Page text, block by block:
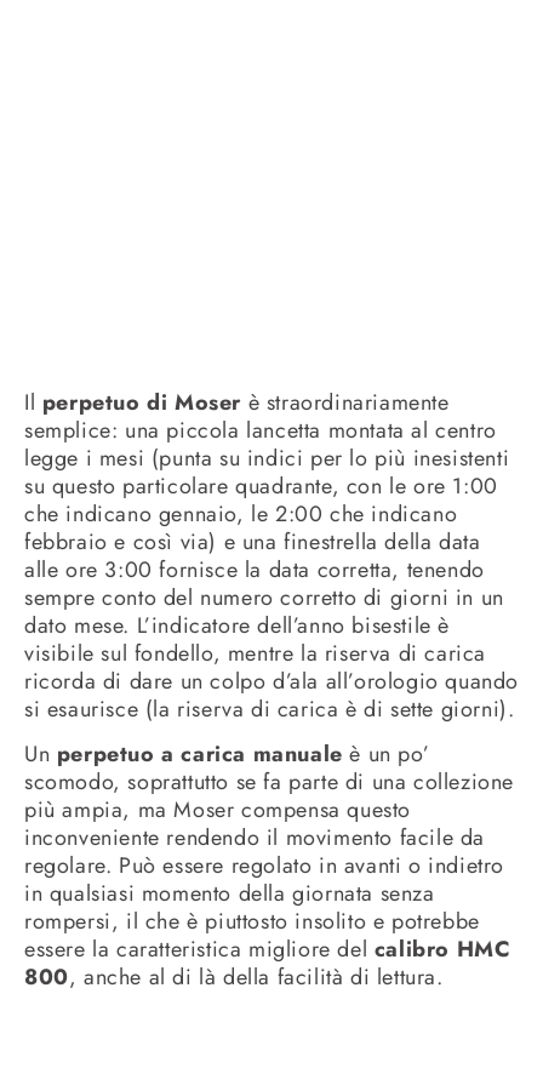
Il perpetuo di Moser è straordinariamente
semplice: una piccola lancetta montata al centro
legge i mesi (punta su indici per lo più inesistenti
su questo particolare quadrante, con le ore 1:00
che indicano gennaio, le 2:00 che indicano
febbraio e così via) e una finestrella della data
alle ore 3:00 fornisce la data corretta, tenendo
sempre conto del numero corretto di giorni in un
dato mese. L’indicatore dell’anno bisestile è
visibile sul fondello, mentre la riserva di carica
ricorda di dare un colpo d’ala all’orologio quando
si esaurisce (la riserva di carica è di sette giorni).
Un perpetuo a carica manuale è un po’
scomodo, soprattutto se fa parte di una collezione
più ampia, ma Moser compensa questo
inconveniente rendendo il movimento facile da
regolare. Può essere regolato in avanti o indietro
in qualsiasi momento della giornata senza
rompersi, il che è piuttosto insolito e potrebbe
essere la caratteristica migliore del calibro HMC
800, anche al di là della facilità di lettura.